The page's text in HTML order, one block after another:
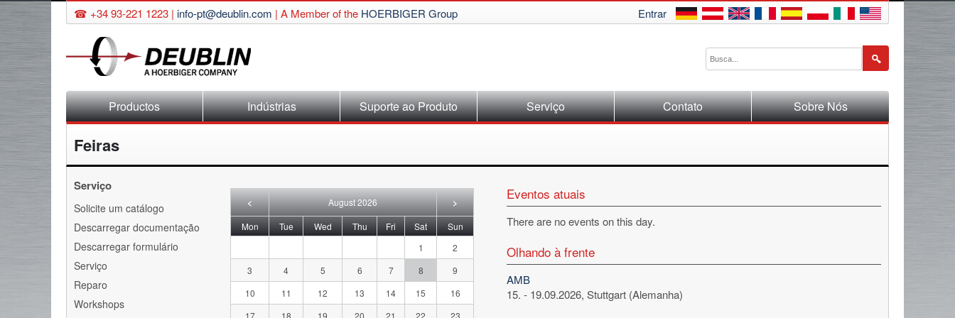
☎ +34 93-221 1223 | info-pt@deublin.com | A Member of the HOERBIGER Group Entrar
Skip
navigationProductos Indústrias Suporte ao Produto Serviço Contato Sobre Nós
Feiras
< August 2026 >
Monday Tuesday WednesdayThursdayFriday SaturdaySunday
1
2
3
4 5 6 7 8
9
10
11 12 13 14 15
16
17
18 19 20 21 22
23
Eventos atuais
There are no events on this day.
Olhando à frente
AMB
15. - 19.09.2026, Stuttgart (Alemanha)
Serviço
Skip
Solicite um catálogo
Descarregar documentação
Descarregar formulário
Serviço
Reparo
Workshops